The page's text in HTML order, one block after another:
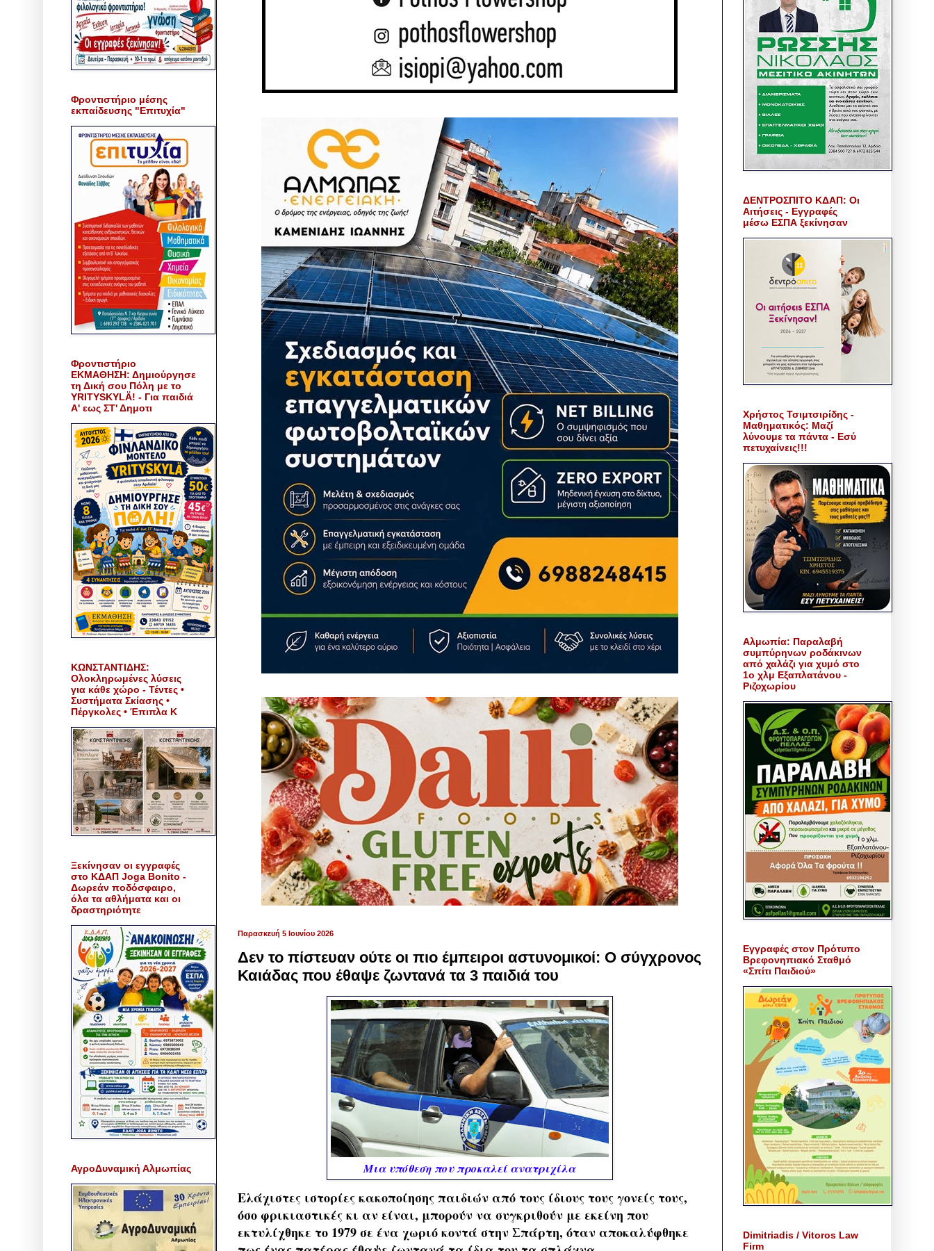
Παρασκευή 5 Ιουνίου 2026
Δεν το πίστευαν ούτε οι πιο έμπειροι αστυνομικοί: Ο σύγχρονος
Καιάδας που έθαψε ζωντανά τα 3 παιδιά του
Μια υπόθεση που προκαλεί ανατριχίλα
Ελάχιστες ιστορίες κακοποίησης παιδιών από τους ίδιους τους γονείς τους,
όσο φρικιαστικές κι αν είναι, μπορούν να συγκριθούν με εκείνη που
εκτυλίχθηκε το 1979 σε ένα χωριό κοντά στην Σπάρτη, όταν αποκαλύφθηκε
Φροντιστήριο μέσης
εκπαίδευσης "Επιτυχία"
Φροντιστήριο
ΕΚΜΑΘΗΣΗ: Δημιούργησε
τη Δική σου Πόλη με το
YRITYSKYLÄ! - Για παιδιά
Α' εως ΣΤ' Δημοτι
ΚΩΝΣΤΑΝΤΙΔΗΣ:
Ολοκληρωμένες λύσεις
για κάθε χώρο - Τέντες •
Συστήματα Σκίασης •
Πέργκολες • Έπιπλα Κ
Ξεκίνησαν οι εγγραφές
στο ΚΔΑΠ Joga Bonito -
Δωρεάν ποδόσφαιρο,
όλα τα αθλήματα και οι
δραστηριότητε
ΑγροΔυναμική Αλμωπίας
ΔΕΝΤΡΟΣΠΙΤΟ ΚΔΑΠ: Οι
Αιτήσεις - Εγγραφές
μέσω ΕΣΠΑ ξεκίνησαν
Χρήστος Τσιμτσιρίδης -
Μαθηματικός: Μαζί
λύνουμε τα πάντα - Εσύ
πετυχαίνεις!!!
Αλμωπία: Παραλαβή
συμπύρηνων ροδάκινων
από χαλάζι για χυμό στο
1ο χλμ Εξαπλατάνου -
Ριζοχωρίου
Εγγραφές στον Πρότυπο
Βρεφονηπιακό Σταθμό
«Σπίτι Παιδιού»
Dimitriadis / Vitoros Law
Firm